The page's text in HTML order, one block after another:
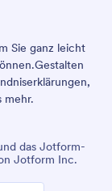
Sie ganz leicht
Gestalten
mehr.
das Jotform-
Jotform Inc.